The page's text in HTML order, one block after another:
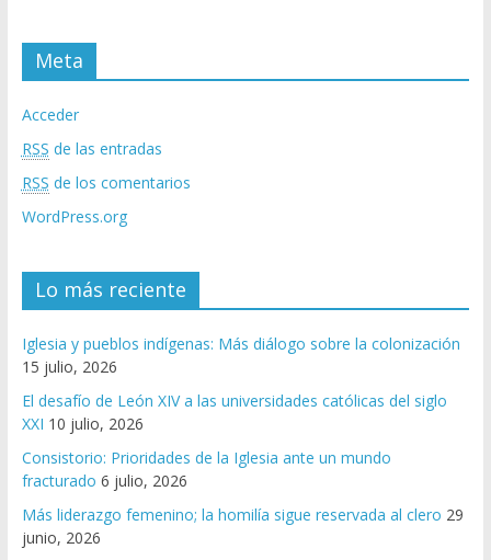
Meta
Acceder
RSS de las entradas
RSS de los comentarios
WordPress.org
Lo más reciente
Iglesia y pueblos indígenas: Más diálogo sobre la colonización
15 julio, 2026
El desafío de León XIV a las universidades católicas del siglo
XXI 10 julio, 2026
Consistorio: Prioridades de la Iglesia ante un mundo
fracturado 6 julio, 2026
Más liderazgo femenino; la homilía sigue reservada al clero 29
junio, 2026